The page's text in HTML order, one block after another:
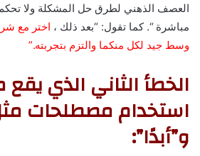
العصف الذهني لطرق حل المشكلة ولا
مباشرة “. كما تقول: “بعد ذلك ، اختر مع
وسط جيد لكل منكما والتزم بتجربته.”
الخطأ الثاني الذي
استخدام مصطلحات
و”أبدًا”: